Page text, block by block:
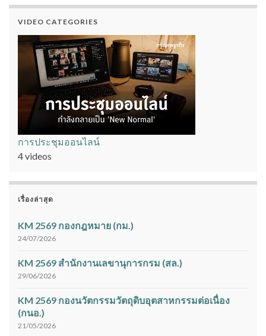
VIDEO CATEGORIES
การประชุมออนไลน์
4 videos
เรื่องล่าสุด
KM 2569 กองกฎหมาย (กม.)
24/07/2026
KM 2569 สำนักงานเลขานุการกรม (สล.)
29/06/2026
KM 2569 กองนวัตกรรมวัตถุดิบอุตสาหกรรมต่อเนื่อง
(กนอ.)
21/05/2026